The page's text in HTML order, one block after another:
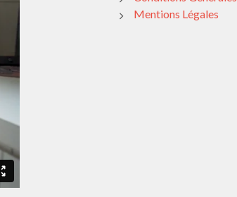
Mentions Légales